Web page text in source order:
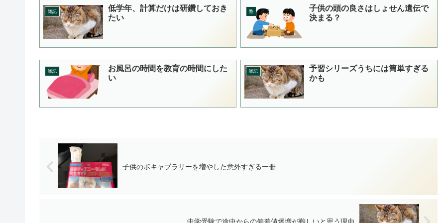
雑記
低学年、計算だけは研鑽しておき
たい
塾
子供の頭の良さはしょせん遺伝で
決まる？
雑記
お風呂の時間を教育の時間にした
い
雑記
予習シリーズうちには簡単すぎる
かも
子供のボキャブラリーを増やした意外すぎる一冊